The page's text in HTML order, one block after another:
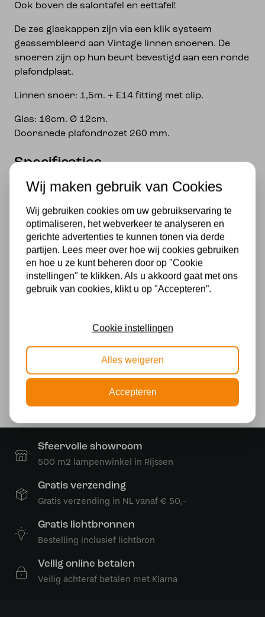
Ook boven de salontafel en eettafel!
De zes glaskappen zijn via een klik systeem
geassembleerd aan Vintage linnen snoeren. De
snoeren zijn op hun beurt bevestigd aan een ronde
plafondplaat.
Linnen snoer: 1,5m. + E14 fitting met clip.
Glas: 16cm. Ø 12cm.
Doorsnede plafondrozet 260 mm.
Specificaties
Fitting
Merk
Art Deco Trade
Materiaal
230v
Lichtbron
Sfeervolle showroom
500 m2 lampenwinkel in Rijssen
Gratis verzending
Gratis verzending in NL vanaf € 50,-
Gratis lichtbronnen
Bestelling inclusief lichtbron
Veilig online betalen
Veilig achteraf betalen met Klarna
Wij maken gebruik van Cookies
Wij gebruiken cookies om uw gebruikservaring te
optimaliseren, het webverkeer te analyseren en
gerichte advertenties te kunnen tonen via derde
partijen. Lees meer over hoe wij cookies gebruiken
en hoe u ze kunt beheren door op "Cookie
instellingen" te klikken. Als u akkoord gaat met ons
gebruik van cookies, klikt u op "Accepteren”.
Cookie instellingen
Alles weigeren
Accepteren